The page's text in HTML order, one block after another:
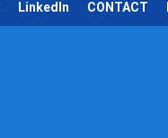
LinkedIn CONTACT